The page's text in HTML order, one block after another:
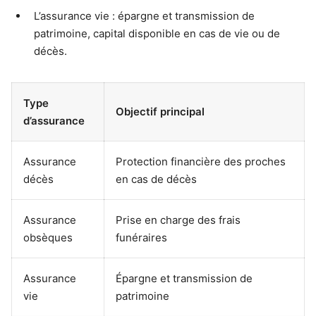
L’assurance vie : épargne et transmission de
patrimoine, capital disponible en cas de vie ou de
décès.
Type
d’assurance
Objectif principal
Assurance
décès
Protection financière des proches
en cas de décès
Assurance
obsèques
Prise en charge des frais
funéraires
Assurance
vie
Épargne et transmission de
patrimoine